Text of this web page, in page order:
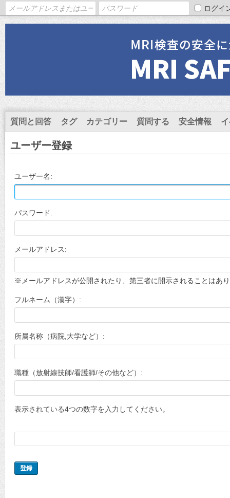
ログイ
質問と回答 タグ カテゴリー 質問する 安全情報
ユーザー登録
ユーザー名:
パスワード:
メールアドレス:
※メールアドレスが公開されたり、第三者に開示されることはあ
フルネーム（漢字）:
所属名称（病院,大学など）:
職種（放射線技師/看護師/その他など）:
表示されている4つの数字を入力してください。